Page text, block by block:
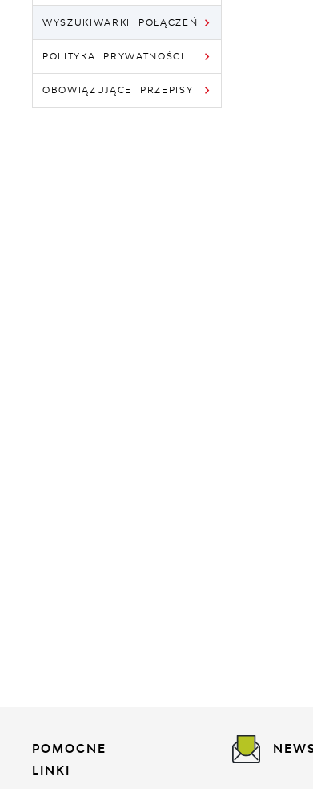
WYSZUKIWARKI POŁĄCZEŃ
POLITYKA PRYWATNOŚCI
OBOWIĄZUJĄCE PRZEPISY
POMOCNE
LINKI